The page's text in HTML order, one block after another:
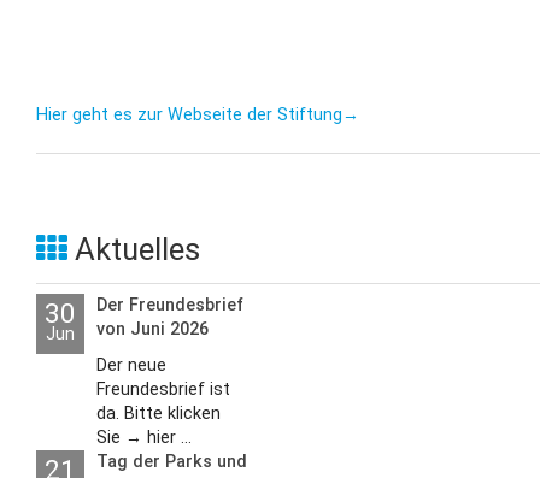
Hier geht es zur Webseite der Stiftung→
Aktuelles
30
Jun
Der Freundesbrief
von Juni 2026
Der neue
Freundesbrief ist
da. Bitte klicken
Sie → hier ...
21
Tag der Parks und